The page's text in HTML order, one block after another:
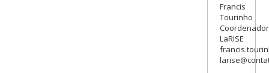
Francis
Tourinho
LaRISE